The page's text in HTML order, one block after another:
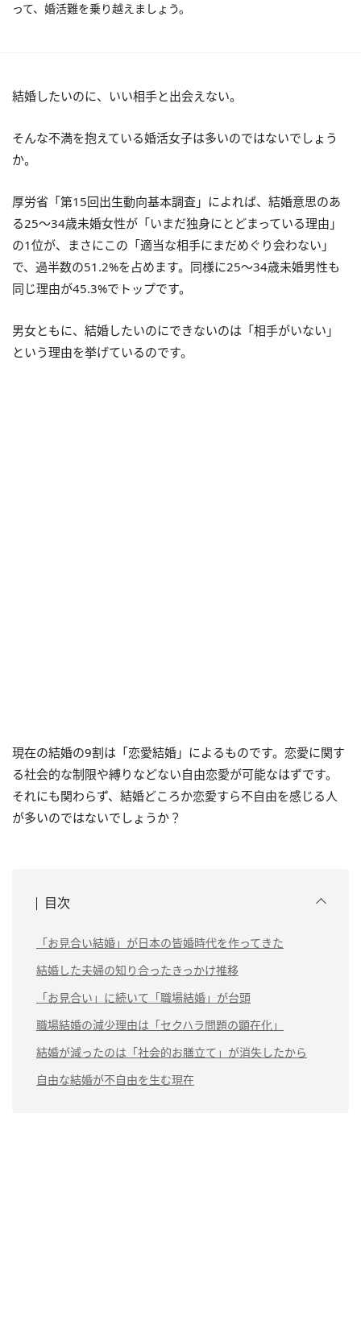
って、婚活難を乗り越えましょう。
結婚したいのに、いい相手と出会えない。
そんな不満を抱えている婚活女子は多いのではないでしょう
か。
厚労省「第15回出生動向基本調査」によれば、結婚意思のあ
る25～34歳未婚女性が「いまだ独身にとどまっている理由」
の1位が、まさにこの「適当な相手にまだめぐり会わない」
で、過半数の51.2%を占めます。同様に25～34歳未婚男性も
同じ理由が45.3%でトップです。
男女ともに、結婚したいのにできないのは「相手がいない」
という理由を挙げているのです。
現在の結婚の9割は「恋愛結婚」によるものです。恋愛に関す
る社会的な制限や縛りなどない自由恋愛が可能なはずです。
それにも関わらず、結婚どころか恋愛すら不自由を感じる人
が多いのではないでしょうか？
目次
「お見合い結婚」が日本の皆婚時代を作ってきた
結婚した夫婦の知り合ったきっかけ推移
「お見合い」に続いて「職場結婚」が台頭
職場結婚の減少理由は「セクハラ問題の顕在化」
結婚が減ったのは「社会的お膳立て」が消失したから
自由な結婚が不自由を生む現在